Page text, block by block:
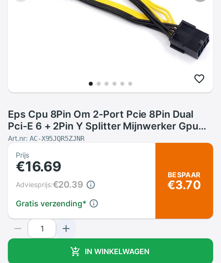
Eps Cpu 8Pin Om 2-Port Pcie 8Pin Dual
Pci-E 6 + 2Pin Y Splitter Mijnwerker Gpu
Grafische Kaart voeding Kabel Cord
18AWG 20Cm
Art.nr: AC-X95JQR5ZJNR
Prijs
€16.69
Gratis verzending*
Adviesprijs:€20.39
BESPAAR
€3.70
IN WINKELWAGEN